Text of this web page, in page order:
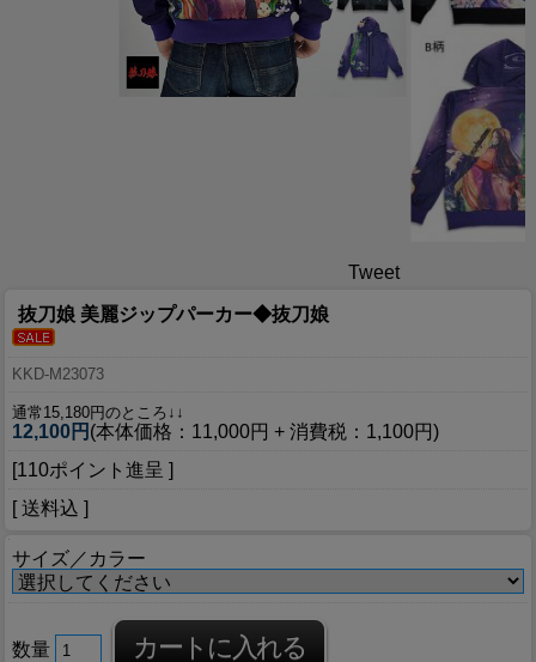
Tweet
抜刀娘 美麗ジップパーカー◆抜刀娘
KKD-M23073
通常15,180円のところ↓↓
12,100円 (本体価格：11,000円 + 消費税：1,100円)
[110ポイント進呈 ]
[ 送料込 ]
サイズ／カラー
数量